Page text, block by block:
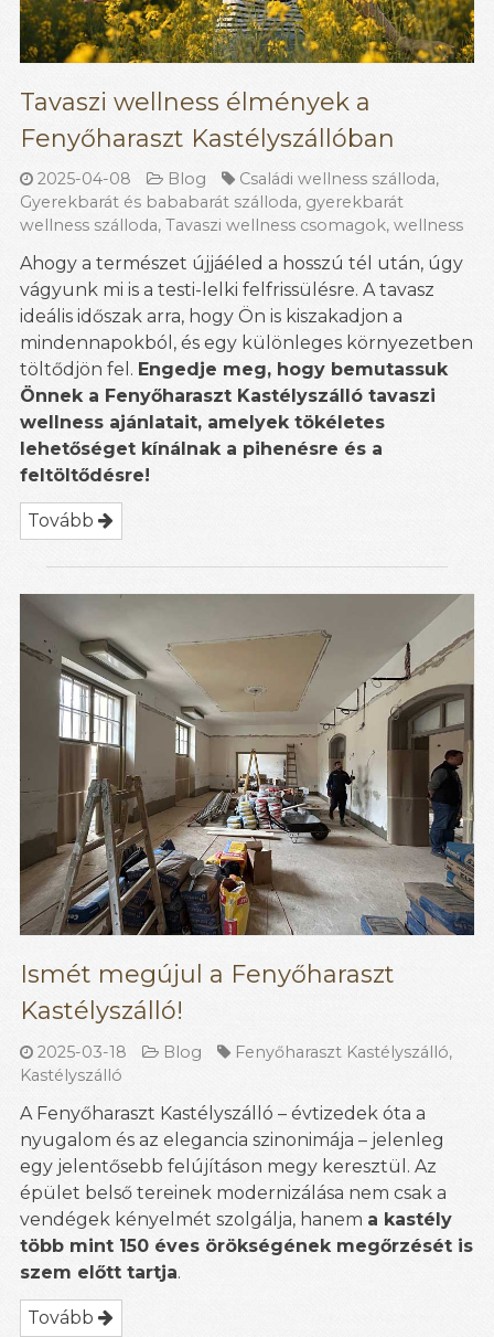
Tavaszi wellness élmények a
Fenyőharaszt Kastélyszállóban
2025-04-08 Blog Családi wellness szálloda,
Gyerekbarát és bababarát szálloda, gyerekbarát
wellness szálloda, Tavaszi wellness csomagok, wellness
Ahogy a természet újjáéled a hosszú tél után, úgy
vágyunk mi is a testi-lelki felfrissülésre. A tavasz
ideális időszak arra, hogy Ön is kiszakadjon a
mindennapokból, és egy különleges környezetben
töltődjön fel. Engedje meg, hogy bemutassuk
Önnek a Fenyőharaszt Kastélyszálló tavaszi
wellness ajánlatait, amelyek tökéletes
lehetőséget kínálnak a pihenésre és a
feltöltődésre!
Tovább
Ismét megújul a Fenyőharaszt
Kastélyszálló!
2025-03-18 Blog Fenyőharaszt Kastélyszálló,
Kastélyszálló
A Fenyőharaszt Kastélyszálló – évtizedek óta a
nyugalom és az elegancia szinonimája – jelenleg
egy jelentősebb felújításon megy keresztül. Az
épület belső tereinek modernizálása nem csak a
vendégek kényelmét szolgálja, hanem a kastély
több mint 150 éves örökségének megőrzését is
szem előtt tartja.
Tovább